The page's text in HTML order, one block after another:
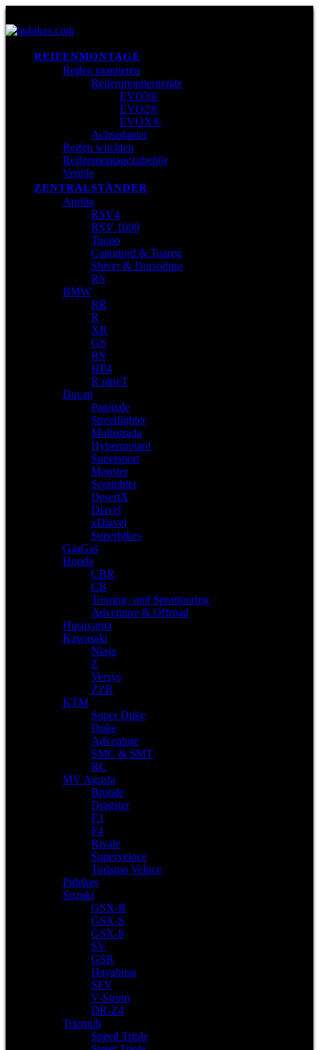
REIFENMONTAGE
Reifen montieren
Reifenmontiergeräte
EVO3®
EVO2®
EVOX®
Achsadapter
Reifen wuchten
Reifenmontagezubehör
Ventile
ZENTRALSTÄNDER
Aprilia
RSV4
RSV 1000
Tuono
Caponord & Tuareg
Shiver & Dorsoduro
RS
BMW
RR
R
XR
GS
RS
HP4
R nineT
Ducati
Panigale
Streetfighter
Multistrada
Hypermotard
Supersport
Monster
Scrambler
DesertX
Diavel
xDiavel
Superbikes
GasGas
Honda
CBR
CB
Touring- und Sporttouring
Adventure & Offroad
Husqvarna
Kawasaki
Ninja
Z
Versys
ZZR
KTM
Super Duke
Duke
Adventure
SMC & SMT
RC
MV Agusta
Brutale
Dragster
F3
F4
Rivale
Superveloce
Turismo Veloce
Pitbikes
Suzuki
GSX-R
GSX-S
GSX-8
SV
GSR
Hayabusa
SFV
V-Strom
DR-Z4
Triumph
Speed Triple